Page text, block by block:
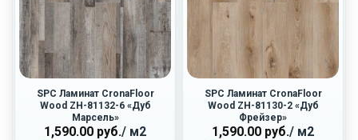
SPC Ламинат CronaFloor
Wood ZH-81132-6 «Дуб
Марсель»
1,590.00 руб./ м2
SPC Ламинат CronaFloor
Wood ZH-81130-2 «Дуб
Фрейзер»
1,590.00 руб./ м2